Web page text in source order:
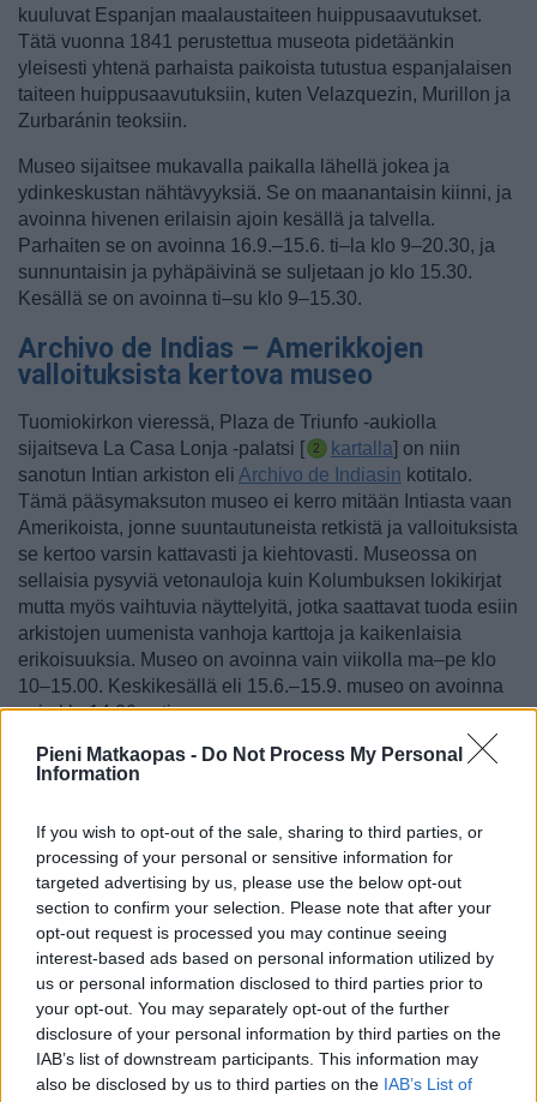
Pieni Matkaopas - Do Not Process My Personal
Information
If you wish to opt-out of the sale, sharing to third parties, or
processing of your personal or sensitive information for
targeted advertising by us, please use the below opt-out
section to confirm your selection. Please note that after your
opt-out request is processed you may continue seeing
interest-based ads based on personal information utilized by
us or personal information disclosed to third parties prior to
your opt-out. You may separately opt-out of the further
disclosure of your personal information by third parties on the
IAB’s list of downstream participants. This information may
also be disclosed by us to third parties on the IAB’s List of
kuuluvat Espanjan maalaustaiteen huippusaavutukset.
Tätä vuonna 1841 perustettua museota pidetäänkin
yleisesti yhtenä parhaista paikoista tutustua espanjalaisen
taiteen huippusaavutuksiin, kuten Velazquezin, Murillon ja
Zurbaránin teoksiin.
Museo sijaitsee mukavalla paikalla lähellä jokea ja
ydinkeskustan nähtävyyksiä. Se on maanantaisin kiinni, ja
avoinna hivenen erilaisin ajoin kesällä ja talvella.
Parhaiten se on avoinna 16.9.–15.6. ti–la klo 9–20.30, ja
sunnuntaisin ja pyhäpäivinä se suljetaan jo klo 15.30.
Kesällä se on avoinna ti–su klo 9–15.30.
Archivo de Indias – Amerikkojen
valloituksista kertova museo
Tuomiokirkon vieressä, Plaza de Triunfo -aukiolla
sijaitseva La Casa Lonja -palatsi [
kartalla] on niin
sanotun Intian arkiston eli Archivo de Indiasin kotitalo.
Tämä pääsymaksuton museo ei kerro mitään Intiasta vaan
Amerikoista, jonne suuntautuneista retkistä ja valloituksista
se kertoo varsin kattavasti ja kiehtovasti. Museossa on
sellaisia pysyviä vetonauloja kuin Kolumbuksen lokikirjat
mutta myös vaihtuvia näyttelyitä, jotka saattavat tuoda esiin
arkistojen uumenista vanhoja karttoja ja kaikenlaisia
erikoisuuksia. Museo on avoinna vain viikolla ma–pe klo
10–15.00. Keskikesällä eli 15.6.–15.9. museo on avoinna
vain klo 14.30 asti.
Museo del Baile Flamenco – Flamenco-
museo
Sevilla on Andalusian kuuluisin flamencokaupunki, ja
siellä jos missä kannattaa tutustua tämän tanssin
historiaan ja nykypäivään.Museo del Baile Flamenco
kartalla ] on flamencoon pureutuva museo. Se on
uudehko, kuuluisan flamencotanssijan eli Christina
Hoyoksen perustama vierailupaikka, johon on 10 euron
pääsymaksu ja jossa voi tutustua kolmessa kerroksessa
olevaan materiaaliin.Mielenkiintoisia ovat flamencoasuja
esittelevät näyttelytilat. Museossa on myös kaikenlaisia
erikoistapahtumia, kuten flamencokursseja ja -esityksiä, ja